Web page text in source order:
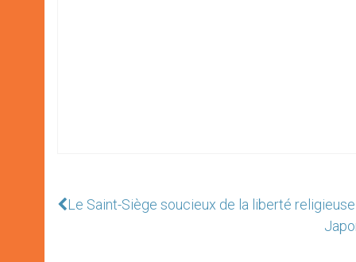
Le Saint-Siège soucieux de la liberté